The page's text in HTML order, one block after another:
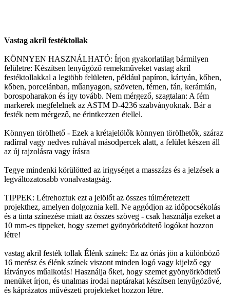
Vastag akril festéktollak
KÖNNYEN HASZNÁLHATÓ: Írjon gyakorlatilag bármilyen
felületre: Készítsen lenyűgöző remekműveket vastag akril
festéktollakkal a legtöbb felületen, például papíron, kártyán, kőben,
kőben, porcelánban, műanyagon, szöveten, fémen, fán, kerámián,
borospoharakon és így tovább. Nem mérgező, szagtalan: A fém
markerek megfelelnek az ASTM D-4236 szabványoknak. Bár a
festék nem mérgező, ne érintkezzen étellel.
Könnyen törölhető - Ezek a krétajelölők könnyen törölhetők, száraz
radírral vagy nedves ruhával másodpercek alatt, a felület készen áll
az új rajzolásra vagy írásra
Tegye mindenki körülötted az irigységet a masszázs és a jelzések a
legváltozatosabb vonalvastagság.
TIPPEK: Létrehoztuk ezt a jelölőt az összes túlméretezett
projekthez, amelyen dolgoznia kell. Ne aggódjon az időpocsékolás
és a tinta színezése miatt az összes szöveg - csak használja ezeket a
10 mm-es tippeket, hogy szemet gyönyörködtető logókat hozzon
létre!
vastag akril festék tollak Élénk színek: Ez az óriás jön a különböző
16 merész és élénk színek viszont minden logó vagy kijelző egy
látványos műalkotás! Használja őket, hogy szemet gyönyörködtető
menüket írjon, és unalmas irodai naptárakat készítsen lenyűgözővé,
és káprázatos művészeti projekteket hozzon létre.